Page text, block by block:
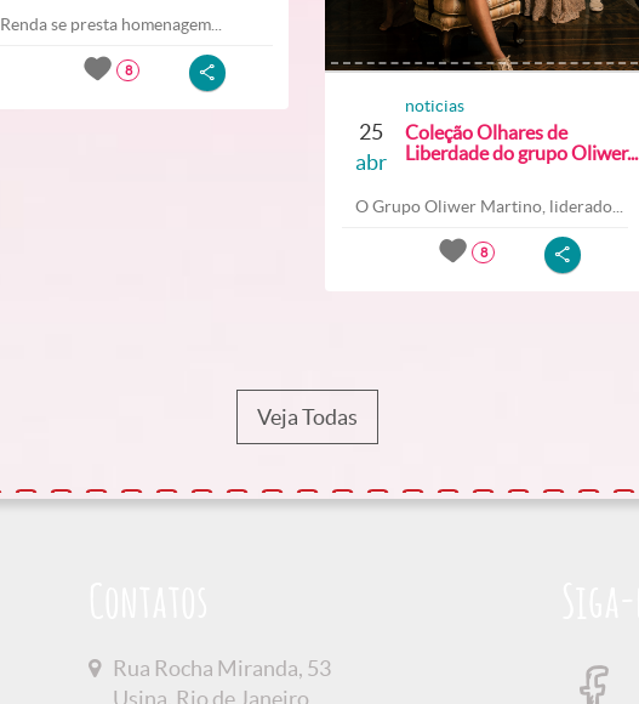
Renda se presta homenagem...
8
25
abr
noticias
Coleção Olhares de
Liberdade do grupo Oliwer...
O Grupo Oliwer Martino, liderado...
8
Veja Todas
Rua Rocha Miranda, 53
Usina, Rio de Janeiro